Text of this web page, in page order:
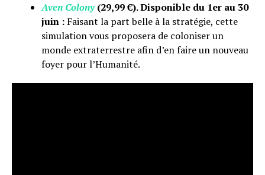
Aven Colony (29,99 €). Disponible du 1er au 30
juin : Faisant la part belle à la stratégie, cette
simulation vous proposera de coloniser un
monde extraterrestre afin d’en faire un nouveau
foyer pour l’Humanité.